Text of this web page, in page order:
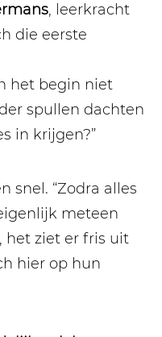
, leerkracht
die eerste
het begin niet
spullen dachten
in krijgen?”
snel. “Zodra alles
meteen
het ziet er fris uit
hier op hun